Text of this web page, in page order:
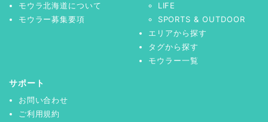
モウラ北海道について
モウラー募集要項
LIFE
SPORTS & OUTDOOR
エリアから探す
タグから探す
モウラー一覧
サポート
お問い合わせ
ご利用規約